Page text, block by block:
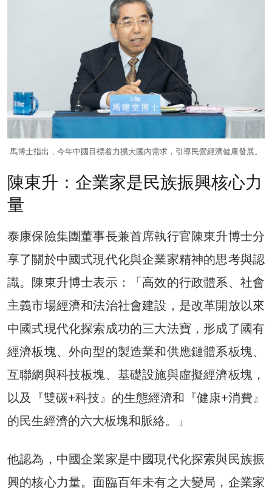
馬博士指出，今年中國目標着力擴大國內需求，引導民營經濟健康發展。
陳東升：企業家是民族振興核心力
量
泰康保險集團董事長兼首席執行官陳東升博士分
享了關於中國式現代化與企業家精神的思考與認
識。陳東升博士表示：「高效的行政體系、社會
主義市場經濟和法治社會建設，是改革開放以來
中國式現代化探索成功的三大法寶，形成了國有
經濟板塊、外向型的製造業和供應鏈體系板塊、
互聯網與科技板塊、基礎設施與虛擬經濟板塊，
以及『雙碳+科技』的生態經濟和『健康+消費』
的民生經濟的六大板塊和脈絡。」
他認為，中國企業家是中國現代化探索與民族振
興的核心力量。面臨百年未有之大變局，企業家